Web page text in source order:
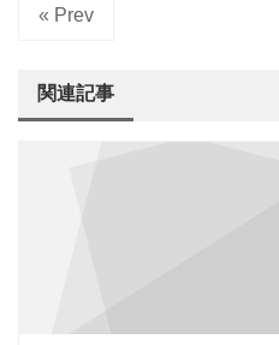
« Prev
関連記事